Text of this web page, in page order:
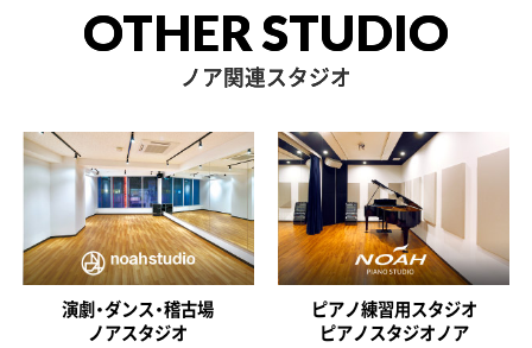
OTHER STUDIO
ノア関連スタジオ
演劇・ダンス・稽古場
ノアスタジオ
ピアノ練習用スタジオ
ピアノスタジオノア